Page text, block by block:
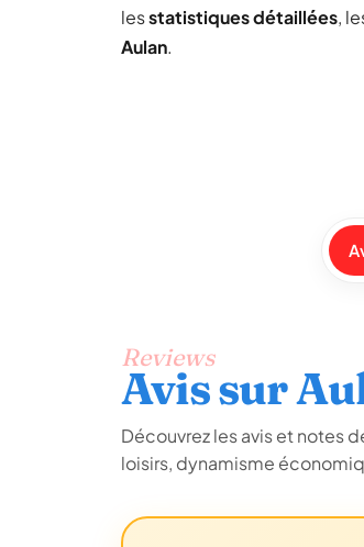
lesstatistiques détaillées,
Aulan.
Reviews
Avis sur
Découvrez les avis et notes
loisirs, dynamisme